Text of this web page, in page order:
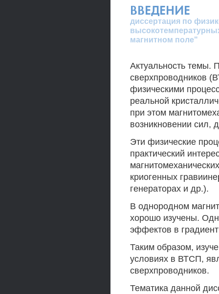
ВВЕДЕНИЕ
диссертация по
магнитном поле"
Актуальность темы.
сверхпроводников
физическими
реальной
при этом
возникновении сил,
Эти физические
практический
криогенных
генераторах и др.).
В однородном
хорошо изучены.
эффектов в
Таким образом,
условиях в ВТСП,
сверхпроводников.
Тематика данной